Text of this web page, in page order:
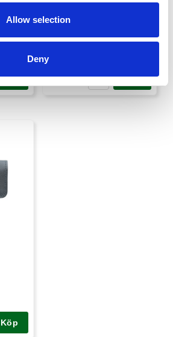
Allow selection
Deny
Köp
Svensktillverkad korthållare med
195 kr
Köp
Köp